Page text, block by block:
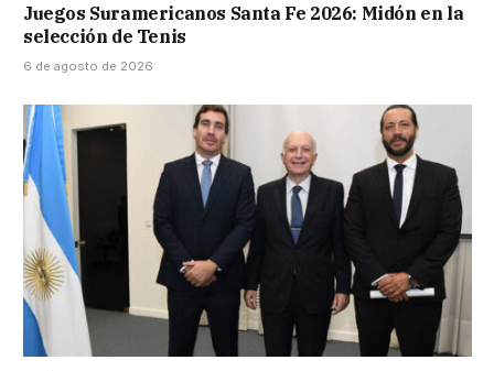
Juegos Suramericanos Santa Fe 2026: Midón en la
selección de Tenis
6 de agosto de 2026